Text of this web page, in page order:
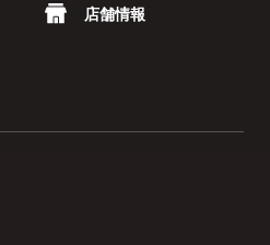
店舗情報